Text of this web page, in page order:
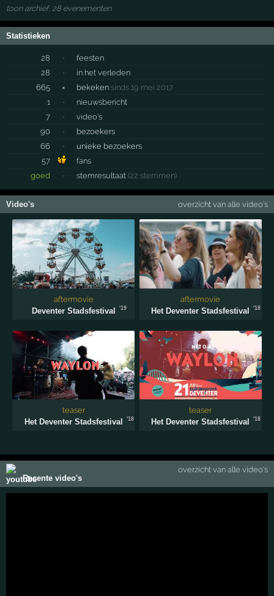
toon archief, 28 evenementen
Statistieken
28 ·
feesten
28
·
in het verleden
665
× bekeken sinds 19 mei 2017
1
·
nieuwsbericht
7
·
video's
90
·
bezoekers
66
·
unieke bezoekers
57
fans
goed
· stemresultaat (22 stemmen)
Video's overzicht van alle video's
aftermovie
Deventer Stadsfestival
'19
aftermovie
Het Deventer Stadsfestival
'18
teaser
Het Deventer Stadsfestival
'18
teaser
Het Deventer Stadsfestival
'18
Recente video's
overzicht van alle video's